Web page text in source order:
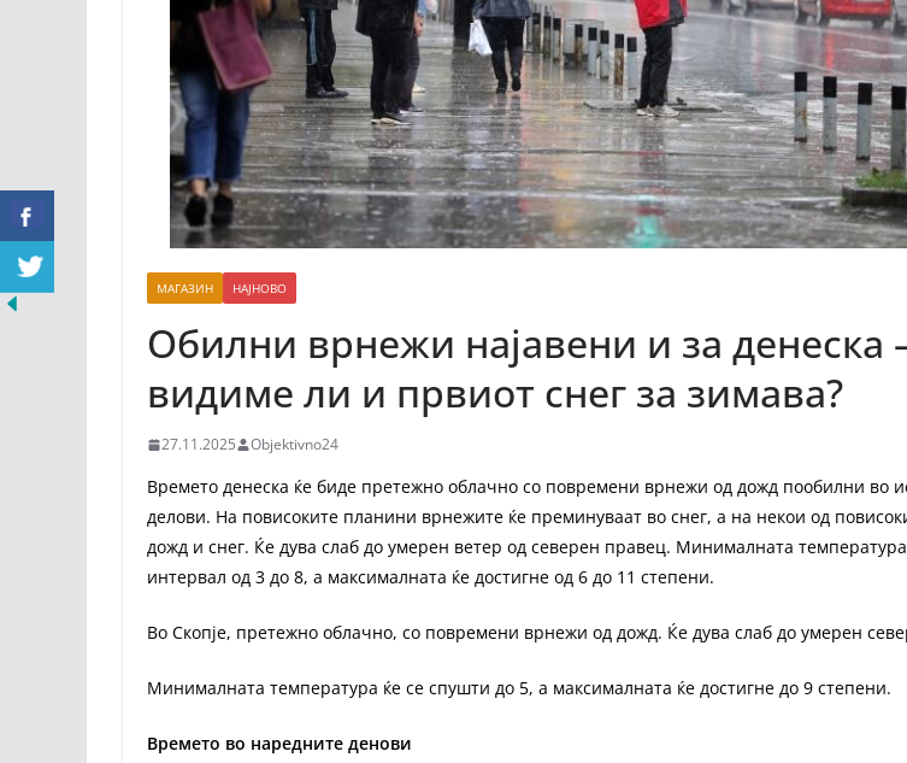
МАГАЗИН НАЈНОВО
Обилни врнежи најавени и за денеска
видиме ли и првиот снег за зимава?
27.11.2025 Objektivno24
Времето денеска ќе биде претежно облачно со повремени врнежи од дожд пообилни во
делови. На повисоките планини врнежите ќе преминуваат во снег, а на некои од
дожд и снег. Ќе дува слаб до умерен ветер од северен правец. Минималната
интервал од 3 до 8, а максималната ќе достигне од 6 до 11 степени.
Во Скопје, претежно облачно, со повремени врнежи од дожд. Ќе дува слаб до умерен
Минималната температура ќе се спушти до 5, а максималната ќе достигне до 9 степени.
Времето во наредните денови